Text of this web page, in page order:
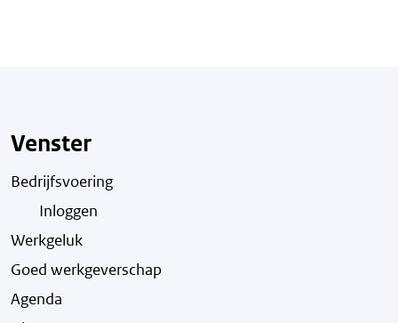
Venster
Bedrijfsvoering
Inloggen
Werkgeluk
Goed werkgeverschap
Agenda